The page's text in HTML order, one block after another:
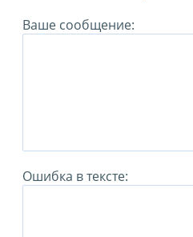
Ваше сообщение:
Ошибка в тексте: